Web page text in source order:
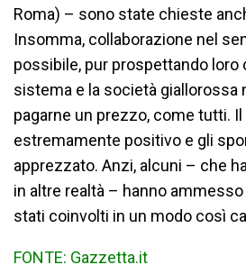
Roma) – sono state chieste
Insomma, collaborazione nel
possibile, pur prospettando loro
sistema e la società giallorossa
pagarne un prezzo, come tutti.
estremamente positivo e gli
apprezzato. Anzi, alcuni – che
in altre realtà – hanno
stati coinvolti in un modo così
FONTE: Gazzetta.it